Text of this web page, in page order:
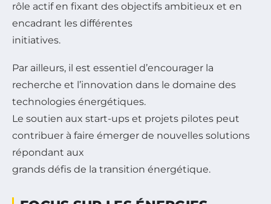
rôle actif en fixant des objectifs ambitieux et en
encadrant les différentes
initiatives.
Par ailleurs, il est essentiel d’encourager la
recherche et l’innovation dans le domaine des
technologies énergétiques.
Le soutien aux start-ups et projets pilotes peut
contribuer à faire émerger de nouvelles solutions
répondant aux
grands défis de la transition énergétique.